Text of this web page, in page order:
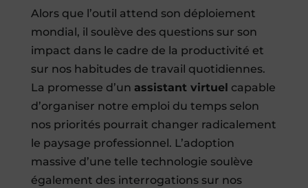
Alors que l’outil attend son déploiement
mondial, il soulève des questions sur son
impact dans le cadre de la productivité et
sur nos habitudes de travail quotidiennes.
La promesse d’un assistant virtuel capable
d’organiser notre emploi du temps selon
nos priorités pourrait changer radicalement
le paysage professionnel. L’adoption
massive d’une telle technologie soulève
également des interrogations sur nos